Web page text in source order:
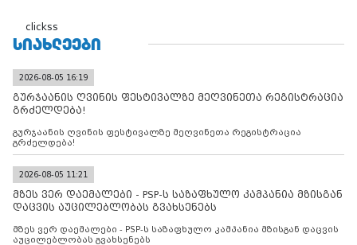
clickss
ᲡᲘᲐᲮᲚᲔᲔᲑᲘ
2026-08-05 16:19
გურჯაანის ღვინის ფესტივალზე მეღვინეთა რეგისტრაცია
გრძელდება!
გურჯაანის ღვინის ფესტივალზე მეღვინეთა რეგისტრაცია
გრძელდება!
2026-08-05 11:21
მზეს ვერ დაემალები - PSP-ს საზაფხულო კამპანია მზისგან
დაცვის აუცილებლობას გვახსენებს
მზეს ვერ დაემალები - PSP-ს საზაფხულო კამპანია მზისგან დაცვის
აუცილებლობას გვახსენებს